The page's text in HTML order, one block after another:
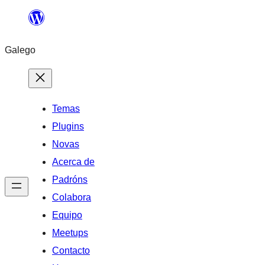
Saltar
contido
Galego
Temas
Plugins
Novas
Acerca de
Padróns
Colabora
Equipo
Meetups
Contacto